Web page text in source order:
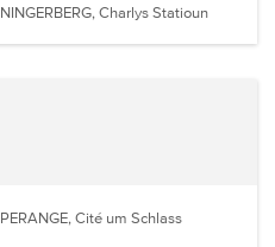
Charlys Statioun
Cité um Schlass